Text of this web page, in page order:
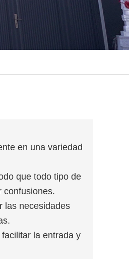
en una variedad
que todo tipo de
confusiones.
las necesidades
la entrada y